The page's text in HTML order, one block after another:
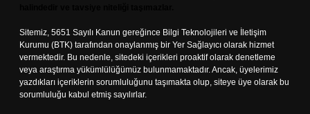
Sitemiz, 5651 Sayılı Kanun gereğince Bilgi Teknolojileri ve İletişim
Kurumu (BTK) tarafından onaylanmış bir Yer Sağlayıcı olarak hizmet
vermektedir. Bu nedenle, sitedeki içerikleri proaktif olarak denetleme
veya araştırma yükümlülüğümüz bulunmamaktadır. Ancak, üyelerimiz
yazdıkları içeriklerin sorumluluğunu taşımakta olup, siteye üye olarak bu
sorumluluğu kabul etmiş sayılırlar.